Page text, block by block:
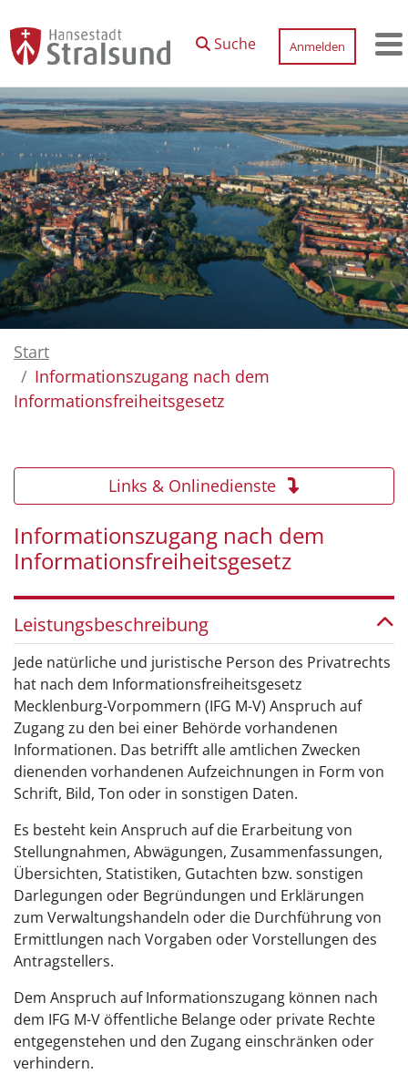
Suche
Anmelden
Start
Informationszugang nach dem
Informationsfreiheitsgesetz
Links & Onlinedienste
Informationszugang nach dem
Informationsfreiheitsgesetz
Leistungsbeschreibung
Jede natürliche und juristische Person des Privatrechts
hat nach dem Informationsfreiheitsgesetz
Mecklenburg-Vorpommern (IFG M-V) Anspruch auf
Zugang zu den bei einer Behörde vorhandenen
Informationen. Das betrifft alle amtlichen Zwecken
dienenden vorhandenen Aufzeichnungen in Form von
Schrift, Bild, Ton oder in sonstigen Daten.
Es besteht kein Anspruch auf die Erarbeitung von
Stellungnahmen, Abwägungen, Zusammenfassungen,
Übersichten, Statistiken, Gutachten bzw. sonstigen
Darlegungen oder Begründungen und Erklärungen
zum Verwaltungshandeln oder die Durchführung von
Ermittlungen nach Vorgaben oder Vorstellungen des
Antragstellers.
Dem Anspruch auf Informationszugang können nach
dem IFG M-V öffentliche Belange oder private Rechte
entgegenstehen und den Zugang einschränken oder
verhindern.